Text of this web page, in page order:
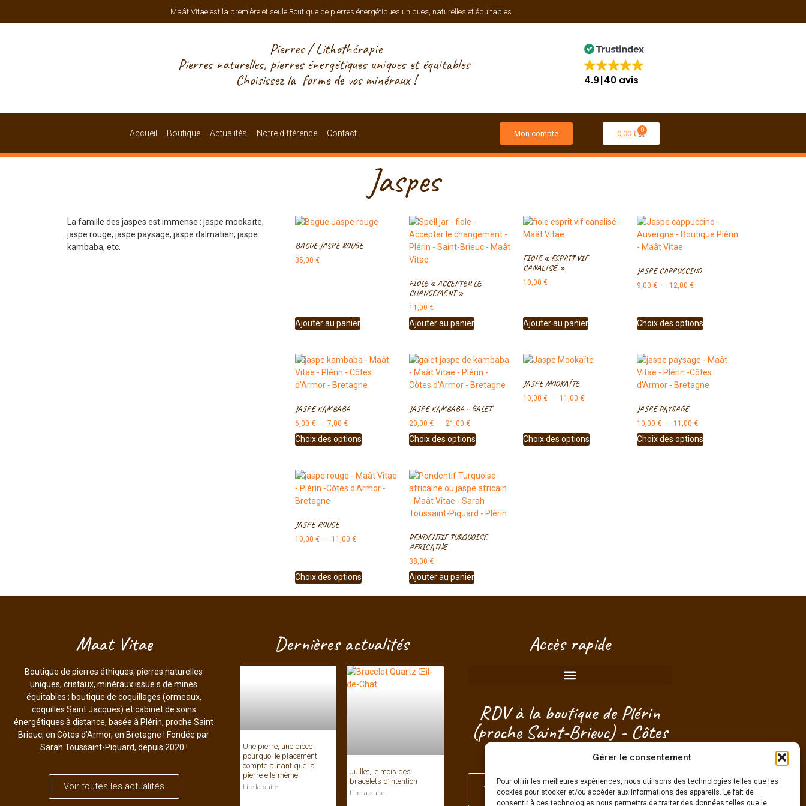
Gérer le consentement
Pour offrir les meilleures expériences, nous utilisons des technologies telles que les
cookies pour stocker et/ou accéder aux informations des appareils. Le fait de
consentir à ces technologies nous permettra de traiter des données telles que le
Maât Vitae est la première et seule Boutique de pierres énergétiques uniques, naturelles et équitables.
Pierres / Lithothérapie
Pierres naturelles, pierres énergétiques uniques et équitables
Choisissez la forme de vos minéraux !
4.9 40 avis
Accueil Boutique Actualités Notre différence Contact Mon compte 0,00 € 0
Jaspes
La famille des jaspes est immense : jaspe mookaïte,
jaspe rouge, jaspe paysage, jaspe dalmatien, jaspe
kambaba, etc.
BAGUE JASPE ROUGE
35,00 €
Ajouter au panier
FIOLE « ACCEPTER LE
CHANGEMENT »
11,00 €
Ajouter au panier
FIOLE « ESPRIT VIF
CANALISÉ »
10,00 €
Ajouter au panier
JASPE CAPPUCCINO
9,00 € – 12,00 €
Choix des options
JASPE KAMBABA
6,00 € – 7,00 €
Choix des options
JASPE KAMBABA ~ GALET
20,00 € – 21,00 €
Choix des options
JASPE MOOKAÏTE
10,00 € – 11,00 €
Choix des options
JASPE PAYSAGE
10,00 € – 11,00 €
Choix des options
JASPE ROUGE
10,00 € – 11,00 €
Choix des options
PENDENTIF TURQUOISE
AFRICAINE
38,00 €
Ajouter au panier
Maat Vitae
Boutique de pierres éthiques, pierres naturelles
uniques, cristaux, minéraux issue·s de mines
équitables ; boutique de coquillages (ormeaux,
coquilles Saint Jacques) et cabinet de soins
énergétiques à distance, basée à Plérin, proche Saint
Brieuc, en Côtes d’Armor, en Bretagne ! Fondée par
Sarah Toussaint-Piquard, depuis 2020 !
Voir toutes les actualités
Dernières actualités
Une pierre, une pièce :
pourquoi le placement
compte autant que la
pierre elle-même
Lire la suite
Juillet, le mois des
bracelets d’intention
Lire la suite
Accès rapide
RDV à la boutique de Plérin
(proche Saint-Brieuc) - Côtes
d'Armor - Bretagne
Je choisis mon créneau pour passer sans
engagement !